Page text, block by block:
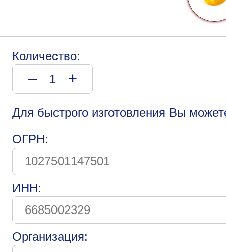
Количество:
– +
Для быстрого изготовления Вы
ОГРН:
ИНН:
Организация: